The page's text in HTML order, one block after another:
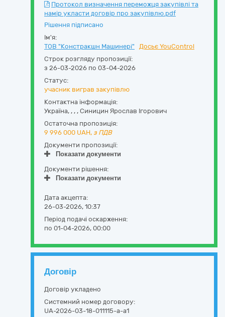
Протокол визначення переможця закупівлі та
намір укласти договір про закупівлю.pdf
Рішення підписано
Ім'я:
ТОВ "Констракшн Машинері"
Досьє YouControl
Строк розгляду пропозиції:
з 26-03-2026 по 03-04-2026
Статус:
учасник виграв закупівлю
Контактна інформація:
Україна, , , , Синицин Ярослав Ігорович
Остаточна пропозиція:
9 996 000 UAH, з ПДВ
Документи пропозиції:
Показати документи
Документи рішення:
Показати документи
Дата акцепта:
26-03-2026, 10:37
Період подачі оскарження:
по 01-04-2026, 00:00
Договір
Договір укладено
Системний номер договору:
UA-2026-03-18-011115-a-a1